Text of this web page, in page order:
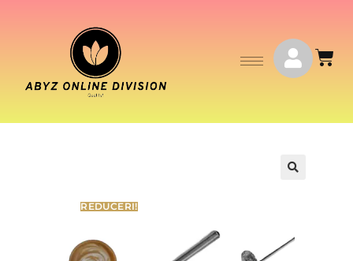
REDUCERI!